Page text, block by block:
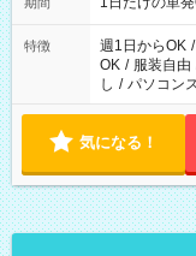
特徴 週1日からOK /
OK / 服装自由
し / パソコン
気になる！